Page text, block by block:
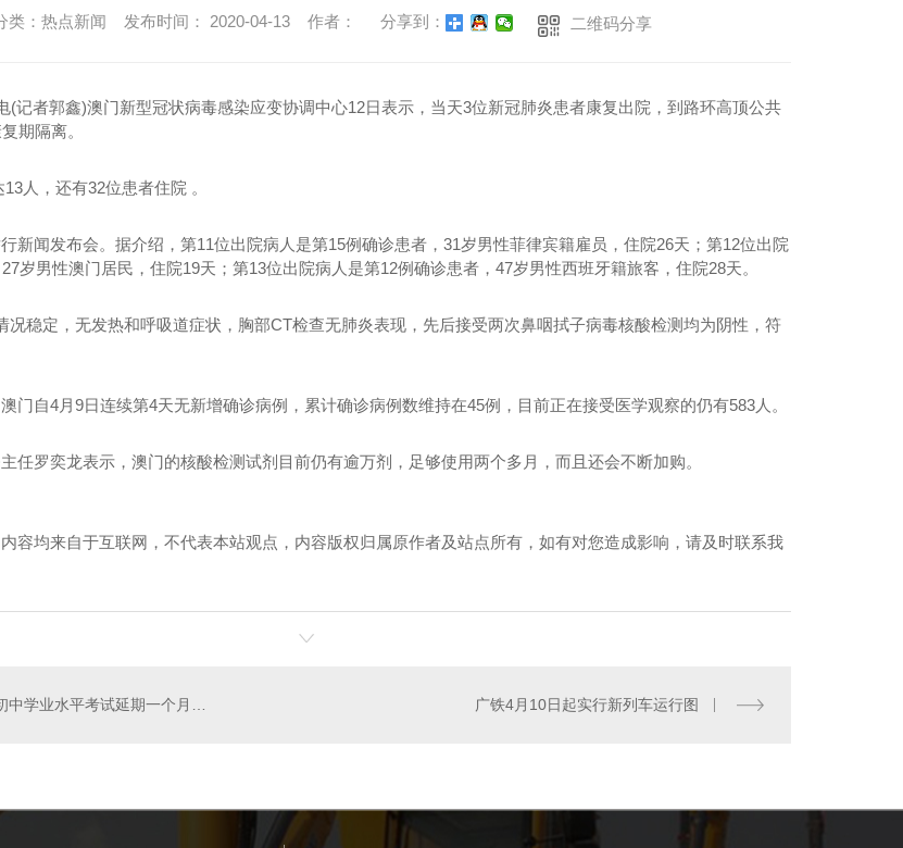
类：热点新闻 发布时间： 2020-04-13 作者： 分享到： 二维码分享
者郭鑫)澳门新型冠状病毒感染应变协调中心12日表示，当天3位新冠肺炎患者康复出院，到路环高顶公共
期隔离。
，还有32位患者住院 。
闻发布会。据介绍，第11位出院病人是第15例确诊患者，31岁男性菲律宾籍雇员，住院26天；第12位出院
岁男性澳门居民，住院19天；第13位出院病人是第12例确诊患者，47岁男性西班牙籍旅客，住院28天。
定，无发热和呼吸道症状，胸部CT检查无肺炎表现，先后接受两次鼻咽拭子病毒核酸检测均为阴性，符
自4月9日连续第4天无新增确诊病例，累计确诊病例数维持在45例，目前正在接受医学观察的仍有583人。
罗奕龙表示，澳门的核酸检测试剂目前仍有逾万剂，足够使用两个多月，而且还会不断加购。
容均来自于互联网，不代表本站观点，内容版权归属原作者及站点所有，如有对您造成影响，请及时联系我
2020年广西初中学业水平考试延期一个月举行 广铁4月10日起实行新列车运行图